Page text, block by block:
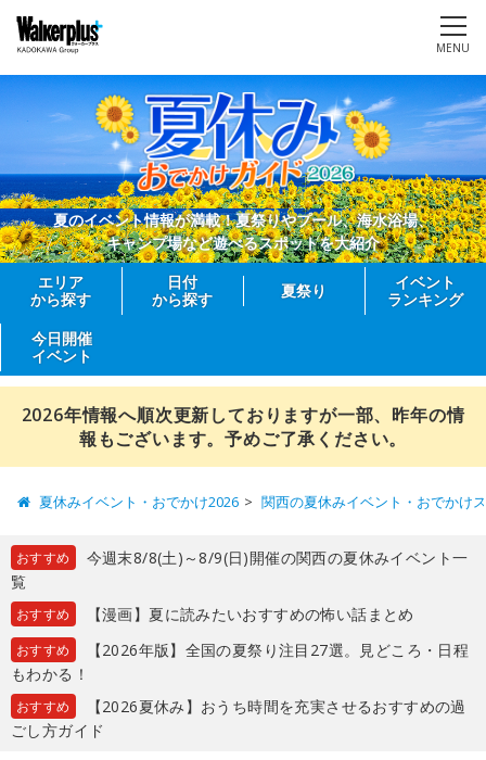
MENU
夏のイベント情報が満載！夏祭りやプール、海水浴場、
キャンプ場など遊べるスポットを大紹介
エリア
から探す
日付
から探す
夏祭り
イベント
ランキング
今日開催
イベント
2026年情報へ順次更新しておりますが一部、昨年の情
報もございます。予めご了承ください。
夏休みイベント・おでかけ2026 関西の夏休みイベント・おでかけ
おすすめ
今週末8/8(土)～8/9(日)開催の関西の夏休みイベント一
覧
おすすめ 【漫画】夏に読みたいおすすめの怖い話まとめ
おすすめ
【2026年版】全国の夏祭り注目27選。見どころ・日程
もわかる！
おすすめ
【2026夏休み】おうち時間を充実させるおすすめの過
ごし方ガイド